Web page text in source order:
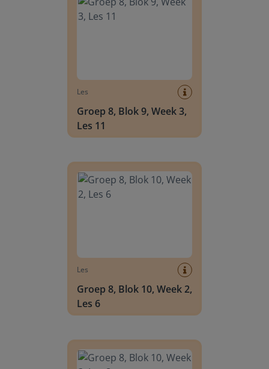
Les
Groep 8, Blok 9, Week 3,
Les 11
Les
Groep 8, Blok 10, Week 2,
Les 6